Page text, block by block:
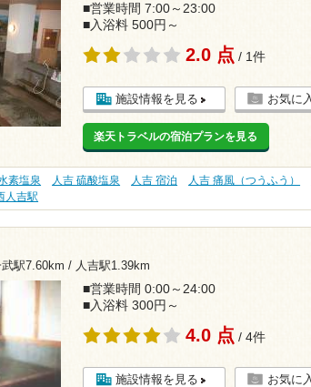
■営業時間 7:00～23:00
■入浴料 500円～
2.0 点 / 1件
施設情報を見る お気に
楽天トラベルの宿泊プランを見る
素塩泉 人吉 硫酸塩泉 人吉 宿泊 人吉 痛風（つうふう）
人吉駅
駅7.60km / 人吉駅1.39km
■営業時間 0:00～24:00
■入浴料 300円～
4.0 点 / 4件
施設情報を見る お気に